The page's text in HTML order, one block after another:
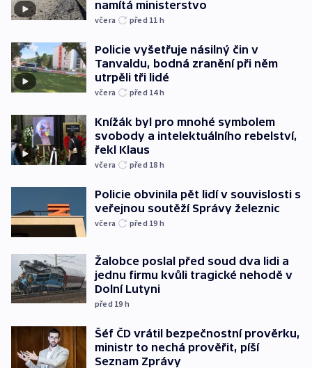
namítá ministerstvo
včera před 11 h
Policie vyšetřuje násilný čin v
Tanvaldu, bodná zranění při něm
utrpěli tři lidé
včera před 14h
Knížák byl pro mnohé symbolem
svobody a intelektuálního rebelství,
řekl Klaus
včera před 18 h
Policie obvinila pět lidí v souvislosti s
veřejnou soutěží Správy železnic
včera před 19 h
Žalobce poslal před soud dva lidi a
jednu firmu kvůli tragické nehodě v
Dolní Lutyni
před 19 h
Šéf ČD vrátil bezpečnostní prověrku,
ministr to nechá prověřit, píší
Seznam Zprávy